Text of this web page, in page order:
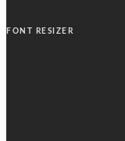
FONT RESIZER